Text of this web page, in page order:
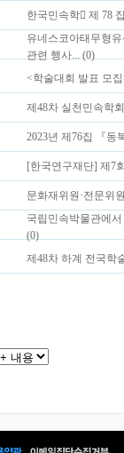
한국민속학󰡕 제 78
유네스코아태무형
관련 행사... (0)
<학술대회 발표 모
제48차 실천민속학
2023년 제76집 『동
[한국연구재단] 제7
문화재위원·전문위
국립민속박물관에
(0)
제48차 하계 전국학